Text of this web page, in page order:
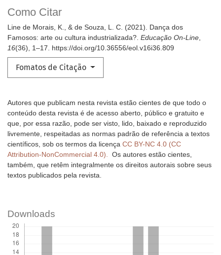
Como Citar
Line de Morais, K., & de Souza, L. C. (2021). Dança dos
Famosos: arte ou cultura industrializada?. Educação On-Line,
16(36), 1–17. https://doi.org/10.36556/eol.v16i36.809
Fomatos de Citação
Autores que publicam nesta revista estão cientes de que todo o
conteúdo desta revista é de acesso aberto, público e gratuito e
que, por essa razão, pode ser visto, lido, baixado e reproduzido
livremente, respeitadas as normas padrão de referência a textos
científicos, sob os termos da licença CC BY-NC 4.0 (CC
Attribution-NonCommercial 4.0). Os autores estão cientes,
também, que retêm integralmente os direitos autorais sobre seus
textos publicados pela revista.
Downloads